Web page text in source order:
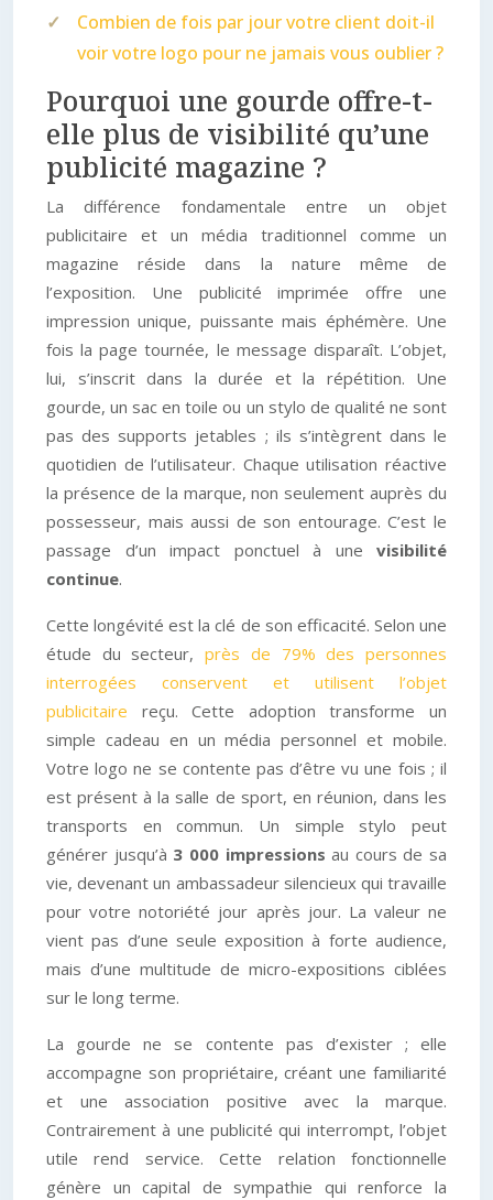
Combien de fois par jour votre client doit-il
voir votre logo pour ne jamais vous oublier ?
Pourquoi une gourde offre-t-
elle plus de visibilité qu’une
publicité magazine ?
La différence fondamentale entre un objet
publicitaire et un média traditionnel comme un
magazine réside dans la nature même de
l’exposition. Une publicité imprimée offre une
impression unique, puissante mais éphémère. Une
fois la page tournée, le message disparaît. L’objet,
lui, s’inscrit dans la durée et la répétition. Une
gourde, un sac en toile ou un stylo de qualité ne sont
pas des supports jetables ; ils s’intègrent dans le
quotidien de l’utilisateur. Chaque utilisation réactive
la présence de la marque, non seulement auprès du
possesseur, mais aussi de son entourage. C’est le
passage d’un impact ponctuel à une visibilité
continue.
Cette longévité est la clé de son efficacité. Selon une
étude du secteur,près de 79% des personnes
interrogées conservent et utilisent l’objet
publicitaire reçu. Cette adoption transforme un
simple cadeau en un média personnel et mobile.
Votre logo ne se contente pas d’être vu une fois ; il
est présent à la salle de sport, en réunion, dans les
transports en commun. Un simple stylo peut
générer jusqu’à 3 000 impressions au cours de sa
vie, devenant un ambassadeur silencieux qui travaille
pour votre notoriété jour après jour. La valeur ne
vient pas d’une seule exposition à forte audience,
mais d’une multitude de micro-expositions ciblées
sur le long terme.
La gourde ne se contente pas d’exister ; elle
accompagne son propriétaire, créant une familiarité
et une association positive avec la marque.
Contrairement à une publicité qui interrompt, l’objet
utile rend service. Cette relation fonctionnelle
génère un capital de sympathie qui renforce la